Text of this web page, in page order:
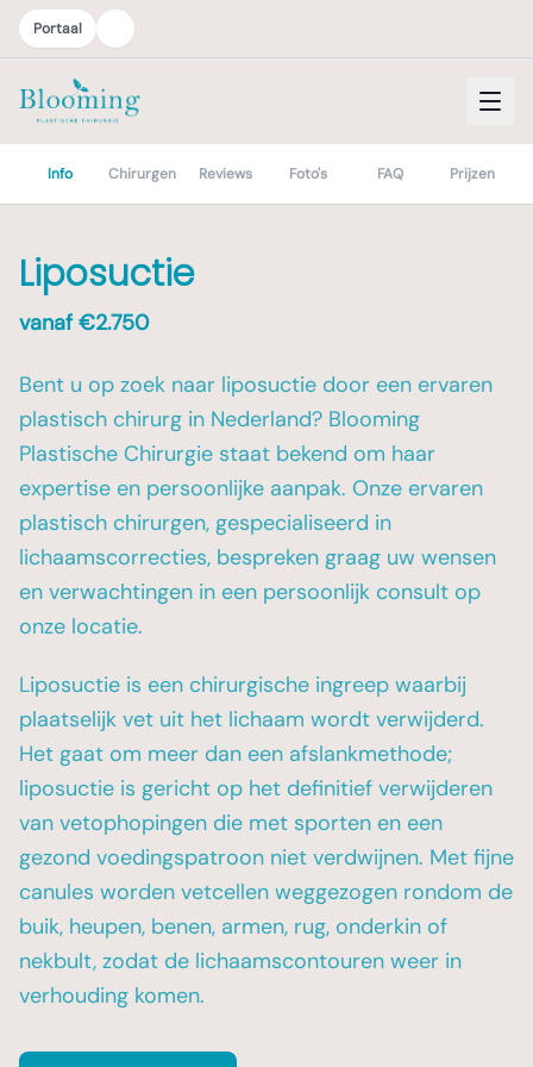
Portaal
Info Chirurgen Reviews Foto's FAQ Prijzen
Liposuctie
vanaf €2.750
Bent u op zoek naar liposuctie door een ervaren
plastisch chirurg in Nederland? Blooming
Plastische Chirurgie staat bekend om haar
expertise en persoonlijke aanpak. Onze ervaren
plastisch chirurgen, gespecialiseerd in
lichaamscorrecties, bespreken graag uw wensen
en verwachtingen in een persoonlijk consult op
onze locatie.
Liposuctie is een chirurgische ingreep waarbij
plaatselijk vet uit het lichaam wordt verwijderd.
Het gaat om meer dan een afslankmethode;
liposuctie is gericht op het definitief verwijderen
van vetophopingen die met sporten en een
gezond voedingspatroon niet verdwijnen. Met fijne
canules worden vetcellen weggezogen rondom de
buik, heupen, benen, armen, rug, onderkin of
nekbult, zodat de lichaamscontouren weer in
verhouding komen.